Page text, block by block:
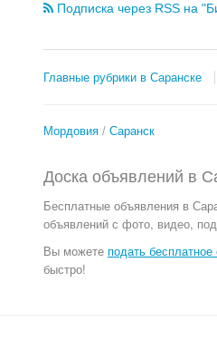
Подписка через RSS на
Главные рубрики в Саранске
Мордовия Саранск
Доска объявлений в
Бесплатные объявления в
объявлений с фото, видео,
Вы можете подать
быстро!